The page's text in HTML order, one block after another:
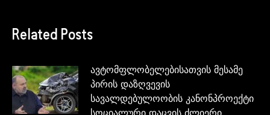
Related Posts
ავტომფლობელებისათვის მესამე
პირის დაზღვევის
სავალდებულოობის კანონპროექტი